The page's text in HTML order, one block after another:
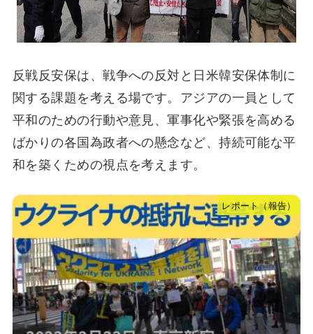
反戦反安保は、戦争への反対と日米韓安保体制に
関する課題を考える場です。アジアの一員として
平和のための行動や意見、軍事化や緊張を高める
ばかりの各国為政者への懸念など、持続可能な平
和を築くための視点を考えます。
レポート（報告）